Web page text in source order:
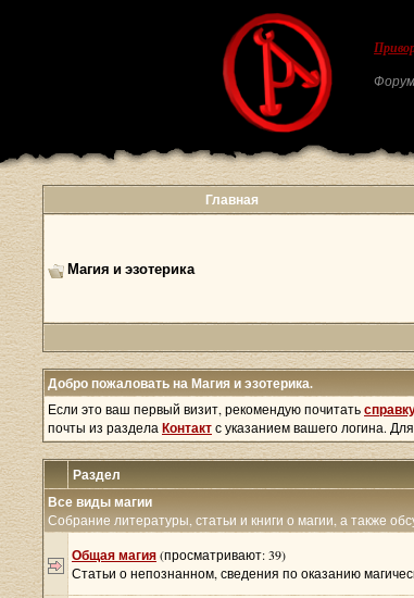
Форум
Главная
Магия и эзотерика
Добро пожаловать на Магия и эзотерика.
Если это ваш первый визит, рекомендую почитать
почты из раздела Контактс указанием вашего логина.
Раздел
Все виды магии
Собрание литературы, статьи и книги о магии, а также
Общая магия(просматривают: 39)
Статьи о непознанном, сведения по оказанию